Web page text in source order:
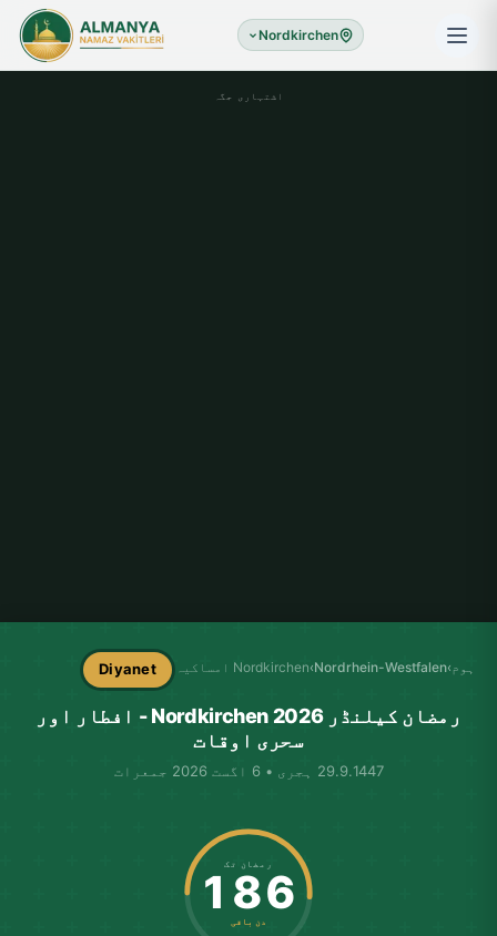
Nordkirchen
اشتہاری جگہ
ہوم ›
Nordrhein-Westfalen
›Nordkirchen امساکیہ Diyanet
رمضان کیلنڈر Nordkirchen 2026 - افطار اور
سحری اوقات
29.9.1447 ہجری • 6 اگست 2026 جمعرات
رمضان تک
186
دن باقی